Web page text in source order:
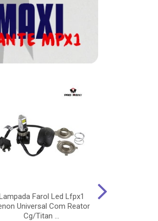
Farol Led Lfpx1
Universal Com Reator
Cg/Titan ...